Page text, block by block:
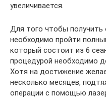
увеличивается.
Для того чтобы
необходимо пройти
который состоит из 6
процедурой необходимо
Хотя на достижение
несколько месяцев,
операции с помощью